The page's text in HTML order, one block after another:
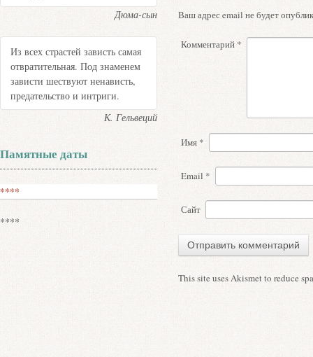
Ваш адрес email не будет
Комментарий *
Имя *
Email *
Сайт
This site uses Akismet to reduce
Дюма-сын
Из всех страстей зависть самая
отвратительная. Под знаменем
зависти шествуют ненависть,
предательство и интриги.
К. Гельвеций
Памятные даты
****
****